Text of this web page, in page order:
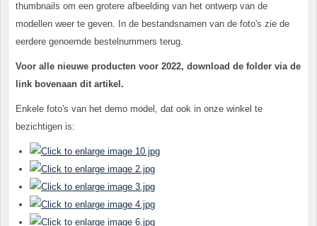
thumbnails om een grotere afbeelding van het ontwerp van de
modellen weer te geven. In de bestandsnamen van de foto's zie de
eerdere genoemde bestelnummers terug.
Voor alle nieuwe producten voor 2022, download de folder via de
link bovenaan dit artikel.
Enkele foto's van het demo model, dat ook in onze winkel te
bezichtigen is: